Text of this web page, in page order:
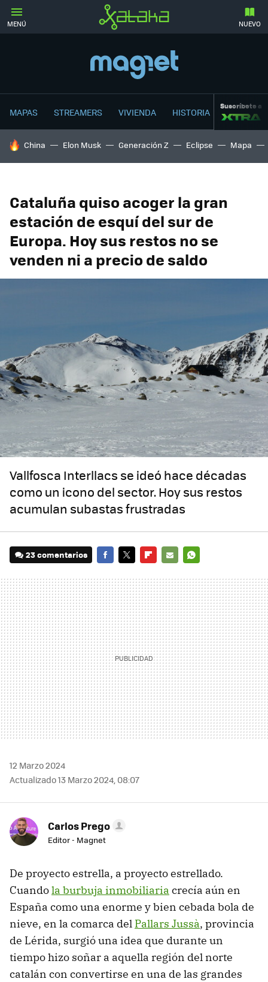
MENÚ NUEVO
MAPAS STREAMERS VIVIENDA HISTORIA Suscríbete a
HOY SE HABLA DE
China Elon Musk Generación Z Eclipse Mapa
Cataluña quiso acoger la gran
estación de esquí del sur de
Europa. Hoy sus restos no se
venden ni a precio de saldo
Vallfosca Interllacs se ideó hace décadas
como un icono del sector. Hoy sus restos
acumulan subastas frustradas
23 comentarios
MAIL
12 Marzo 2024
Actualizado 13 Marzo 2024, 08:07
Carlos Prego
Editor - Magnet
De proyecto estrella, a proyecto estrellado.
Cuandola burbuja inmobiliaria crecía aún en
España como una enorme y bien cebada bola de
nieve, en la comarca del Pallars Jussà, provincia
de Lérida, surgió una idea que durante un
tiempo hizo soñar a aquella región del norte
catalán con convertirse en una de las grandes